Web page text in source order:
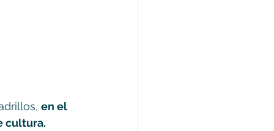
en el
cultura.